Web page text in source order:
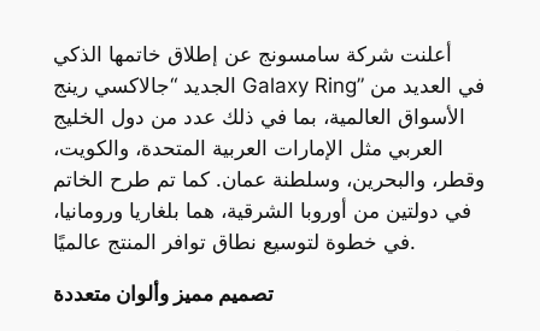
أعلنت شركة سامسونج عن إطلاق خاتمها الذكي
الجديد “جالاكسي رينج Galaxy Ring” في العديد من
الأسواق العالمية، بما في ذلك عدد من دول الخليج
العربي مثل الإمارات العربية المتحدة، والكويت،
وقطر، والبحرين، وسلطنة عمان. كما تم طرح الخاتم
في دولتين من أوروبا الشرقية، هما بلغاريا ورومانيا،
في خطوة لتوسيع نطاق توافر المنتج عالميًا.
تصميم مميز وألوان متعددة